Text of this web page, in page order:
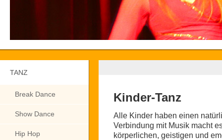
TANZ
Break Dance
Show Dance
Hip Hop
Kinder-Tanz
Alle Kinder haben einen
Verbindung mit Musik macht
körperlichen, geistigen und